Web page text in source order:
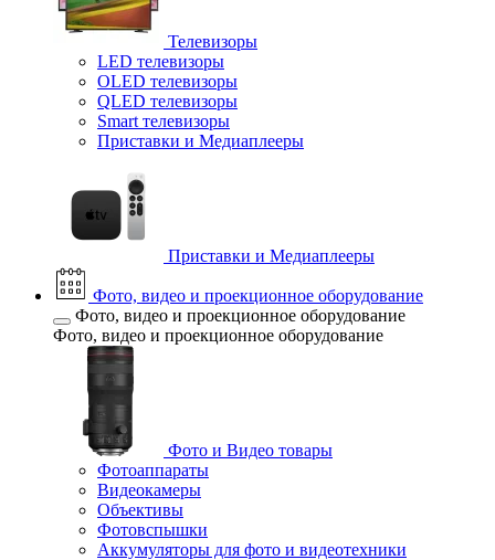
Телевизоры
LED телевизоры
OLED телевизоры
QLED телевизоры
Smart телевизоры
Приставки и Медиаплееры
Приставки и Медиаплееры
Фото, видео и проекционное оборудование
Фото, видео и проекционное оборудование
Фото, видео и проекционное оборудование
Фото и Видео товары
Фотоаппараты
Видеокамеры
Объективы
Фотовспышки
Аккумуляторы для фото и видеотехники